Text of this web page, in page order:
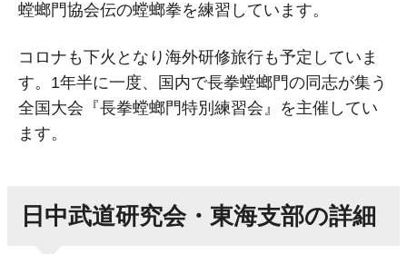
螳螂門協会伝の螳螂拳を練習しています。
コロナも下火となり海外研修旅行も予定していま
す。1年半に一度、国内で長拳螳螂門の同志が集う
全国大会『長拳螳螂門特別練習会』を主催してい
ます。
日中武道研究会・東海支部の詳細